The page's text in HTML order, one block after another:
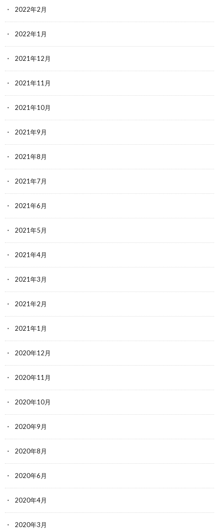
2022年2月
2022年1月
2021年12月
2021年11月
2021年10月
2021年9月
2021年8月
2021年7月
2021年6月
2021年5月
2021年4月
2021年3月
2021年2月
2021年1月
2020年12月
2020年11月
2020年10月
2020年9月
2020年8月
2020年6月
2020年4月
2020年3月